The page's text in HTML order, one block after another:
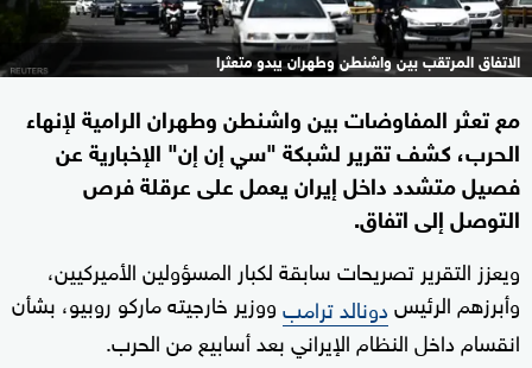
الاتفاق المرتقب بين واشنطن وطهران يبدو متعثرا
مع تعثر المفاوضات بين واشنطن وطهران الرامية لإنهاء
الحرب، كشف تقرير لشبكة "سي إن إن" الإخبارية عن
فصيل متشدد داخل إيران يعمل على عرقلة فرص
التوصل إلى اتفاق.
ويعزز التقرير تصريحات سابقة لكبار المسؤولين الأميركيين،
وأبرزهم الرئيسدونالد ترامبووزير خارجيته ماركو روبيو، بشأن
انقسام داخل النظام الإيراني بعد أسابيع من الحرب.